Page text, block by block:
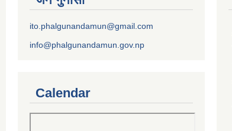
ito.phalgunandamun@gmail.com
info@phalgunandamun.gov.np
Calendar